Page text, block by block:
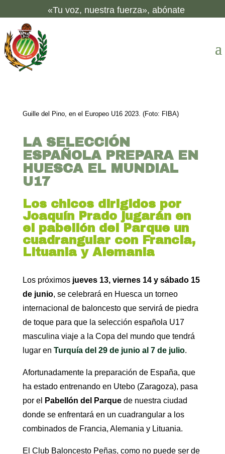
«Tu voz, nuestra fuerza», abónate
Guille del Pino, en el Europeo U16 2023. (Foto: FIBA)
LA SELECCIÓN
ESPAÑOLA PREPARA EN
HUESCA EL MUNDIAL
U17
Los chicos dirigidos por
Joaquín Prado jugarán en
el pabellón del Parque un
cuadrangular con Francia,
Lituania y Alemania
Los próximos jueves 13, viernes 14 y sábado 15
de junio, se celebrará en Huesca un torneo
internacional de baloncesto que servirá de piedra
de toque para que la selección española U17
masculina viaje a la Copa del mundo que tendrá
lugar en Turquía del 29 de junio al 7 de julio.
Afortunadamente la preparación de España, que
ha estado entrenando en Utebo (Zaragoza), pasa
por el
Pabellón del Parquede nuestra ciudad
donde se enfrentará en un cuadrangular a los
combinados de Francia, Alemania y Lituania.
El Club Baloncesto Peñas, como no puede ser de